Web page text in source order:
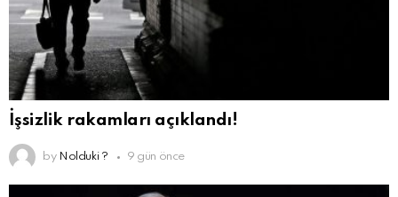
İşsizlik rakamları açıklandı!
by Nolduki ? 9 gün önce